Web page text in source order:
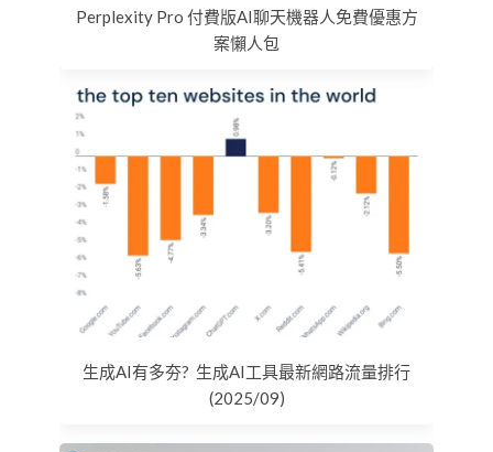
Perplexity Pro 付費版AI聊天機器人免費優惠方
案懶人包
生成AI有多夯? 生成AI工具最新網路流量排行
(2025/09)